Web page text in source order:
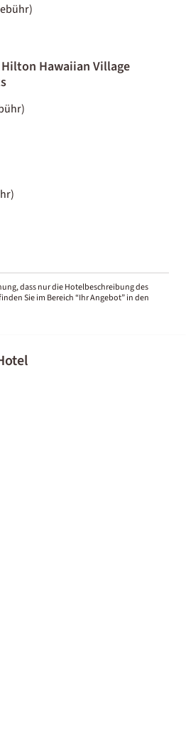
Hawaiian Village
dass nur die Hotelbeschreibung des
Sie im Bereich “Ihr Angebot” in den